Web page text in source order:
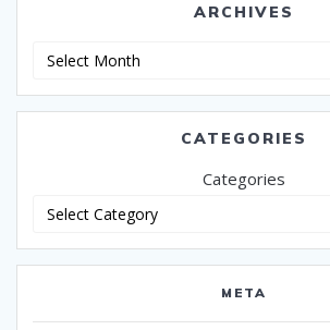
ARCHIVES
Archives
CATEGORIES
Categories
META